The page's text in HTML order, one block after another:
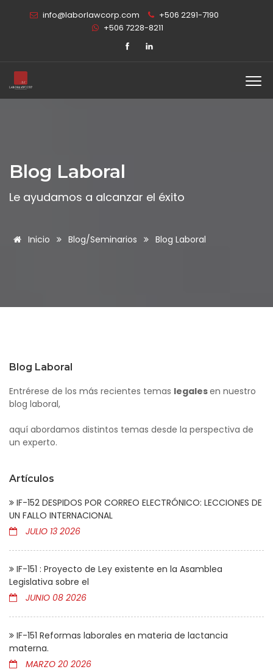
info@laborlawcorp.com
+506 2291-7190
+506 7228-8211
Blog Laboral
Le ayudamos a alcanzar el éxito
Inicio Blog/Seminarios Blog Laboral
Blog Laboral
Entrérese de los más recientes temas legalesen nuestro
blog laboral,
aquí abordamos distintos temas desde la perspectiva de
un experto.
Artículos
IF-152 DESPIDOS POR CORREO ELECTRÓNICO: LECCIONES DE
UN FALLO INTERNACIONAL
JULIO 13 2026
IF-151 : Proyecto de Ley existente en la Asamblea
Legislativa sobre el
JUNIO 08 2026
IF-151 Reformas laborales en materia de lactancia
materna.
MARZO 20 2026